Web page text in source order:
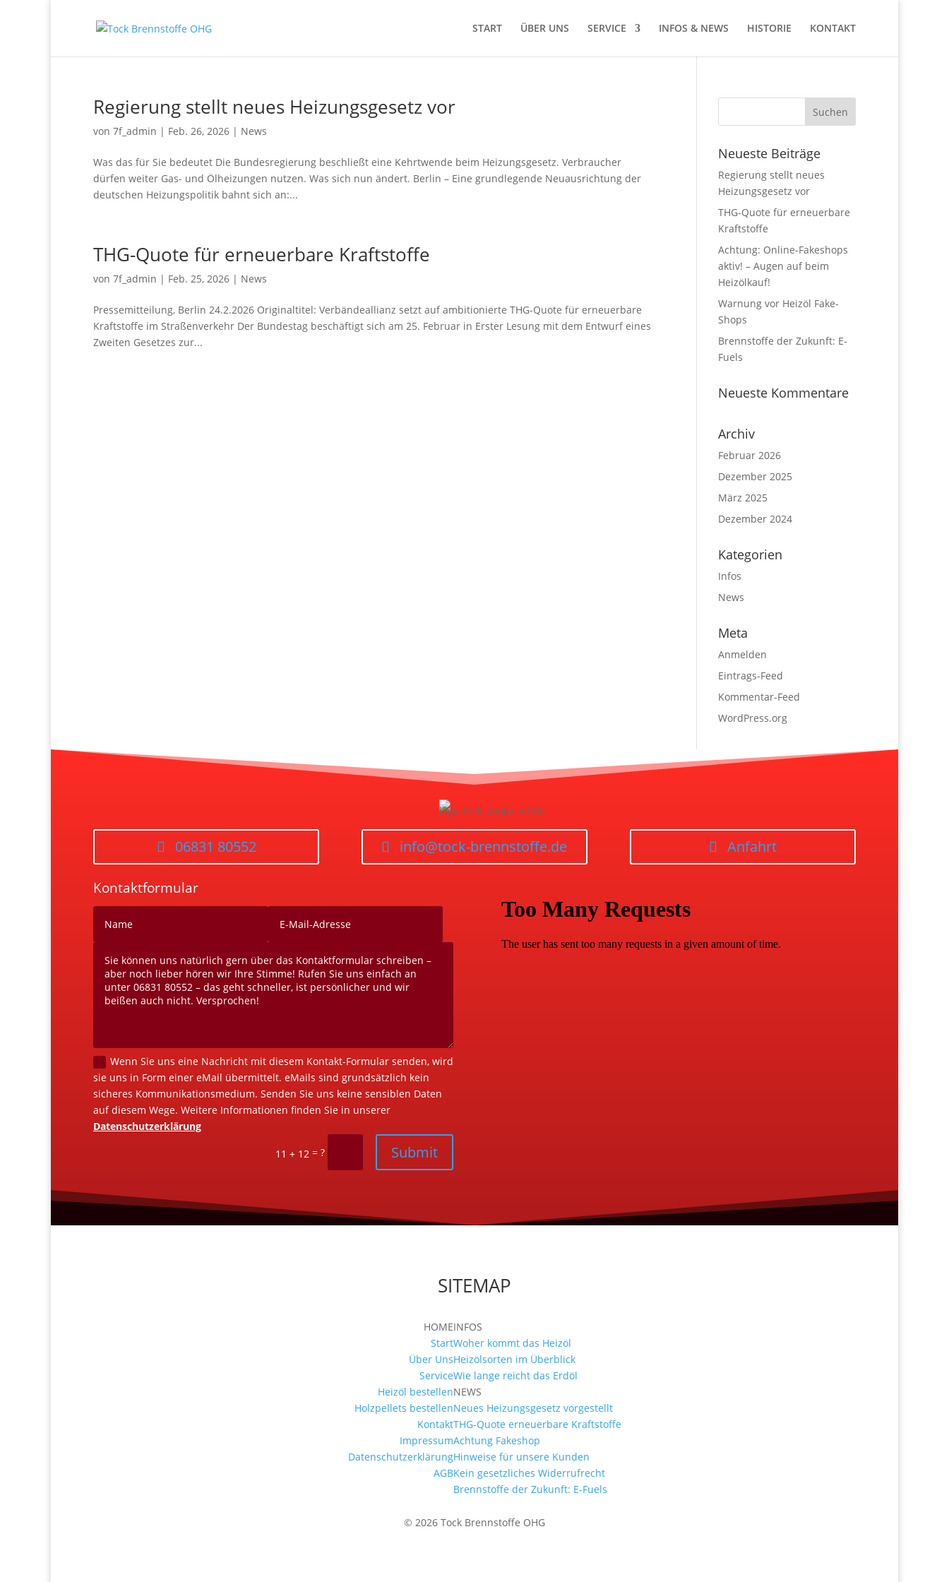
START ÜBER UNS SERVICE INFOS & NEWS HISTORIE KONTAKT
Regierung stellt neues Heizungsgesetz vor
von 7f_admin | Feb. 26, 2026 | News
Was das für Sie bedeutet Die Bundesregierung beschließt eine Kehrtwende beim Heizungsgesetz. Verbraucher
dürfen weiter Gas- und Ölheizungen nutzen. Was sich nun ändert. Berlin – Eine grundlegende Neuausrichtung der
deutschen Heizungspolitik bahnt sich an:...
THG-Quote für erneuerbare Kraftstoffe
von 7f_admin | Feb. 25, 2026 | News
Pressemitteilung, Berlin 24.2.2026 Originaltitel: Verbändeallianz setzt auf ambitionierte THG-Quote für erneuerbare
Kraftstoffe im Straßenverkehr Der Bundestag beschäftigt sich am 25. Februar in Erster Lesung mit dem Entwurf eines
Zweiten Gesetzes zur...
Neueste Beiträge
Regierung stellt neues
Heizungsgesetz vor
THG-Quote für erneuerbare
Kraftstoffe
Achtung: Online-Fakeshops
aktiv! – Augen auf beim
Heizölkauf!
Warnung vor Heizöl Fake-
Shops
Brennstoffe der Zukunft: E-
Fuels
Neueste Kommentare
Archiv
Februar 2026
Dezember 2025
März 2025
Dezember 2024
Kategorien
Infos
News
Meta
Anmelden
Eintrags-Feed
Kommentar-Feed
WordPress.org
06831 80552 info@tock-brennstoffe.de Anfahrt
Kontaktformular
Wenn Sie uns eine Nachricht mit diesem Kontakt-Formular senden, wird
sie uns in Form einer eMail übermittelt. eMails sind grundsätzlich kein
sicheres Kommunikationsmedium. Senden Sie uns keine sensiblen Daten
auf diesem Wege. Weitere Informationen finden Sie in unserer
Datenschutzerklärung
11 + 12 =? Submit
SITEMAP
HOME
Start
Über Uns
Service
Heizöl bestellen
Holzpellets bestellen
Kontakt
Impressum
Datenschutzerklärung
AGB
INFOS
Woher kommt das Heizöl
Heizölsorten im Überblick
Wie lange reicht das Erdöl
NEWS
Neues Heizungsgesetz vorgestellt
THG-Quote erneuerbare Kraftstoffe
Achtung Fakeshop
Hinweise für unsere Kunden
Kein gesetzliches Widerrufrecht
Brennstoffe der Zukunft: E-Fuels
© 2026 Tock Brennstoffe OHG